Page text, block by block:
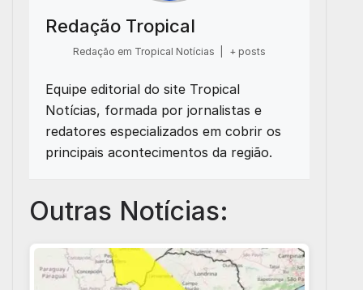
Redação Tropical
Redação em Tropical Notícias + posts
Equipe editorial do site Tropical
Notícias, formada por jornalistas e
redatores especializados em cobrir os
principais acontecimentos da região.
Outras Notícias: